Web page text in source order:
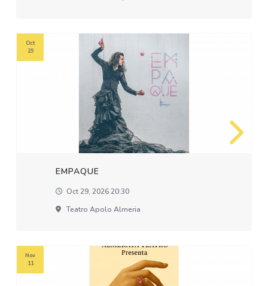
EMPAQUE
Oct 29, 2026 20:30
Teatro Apolo Almeria
Oct
29
Nov
11